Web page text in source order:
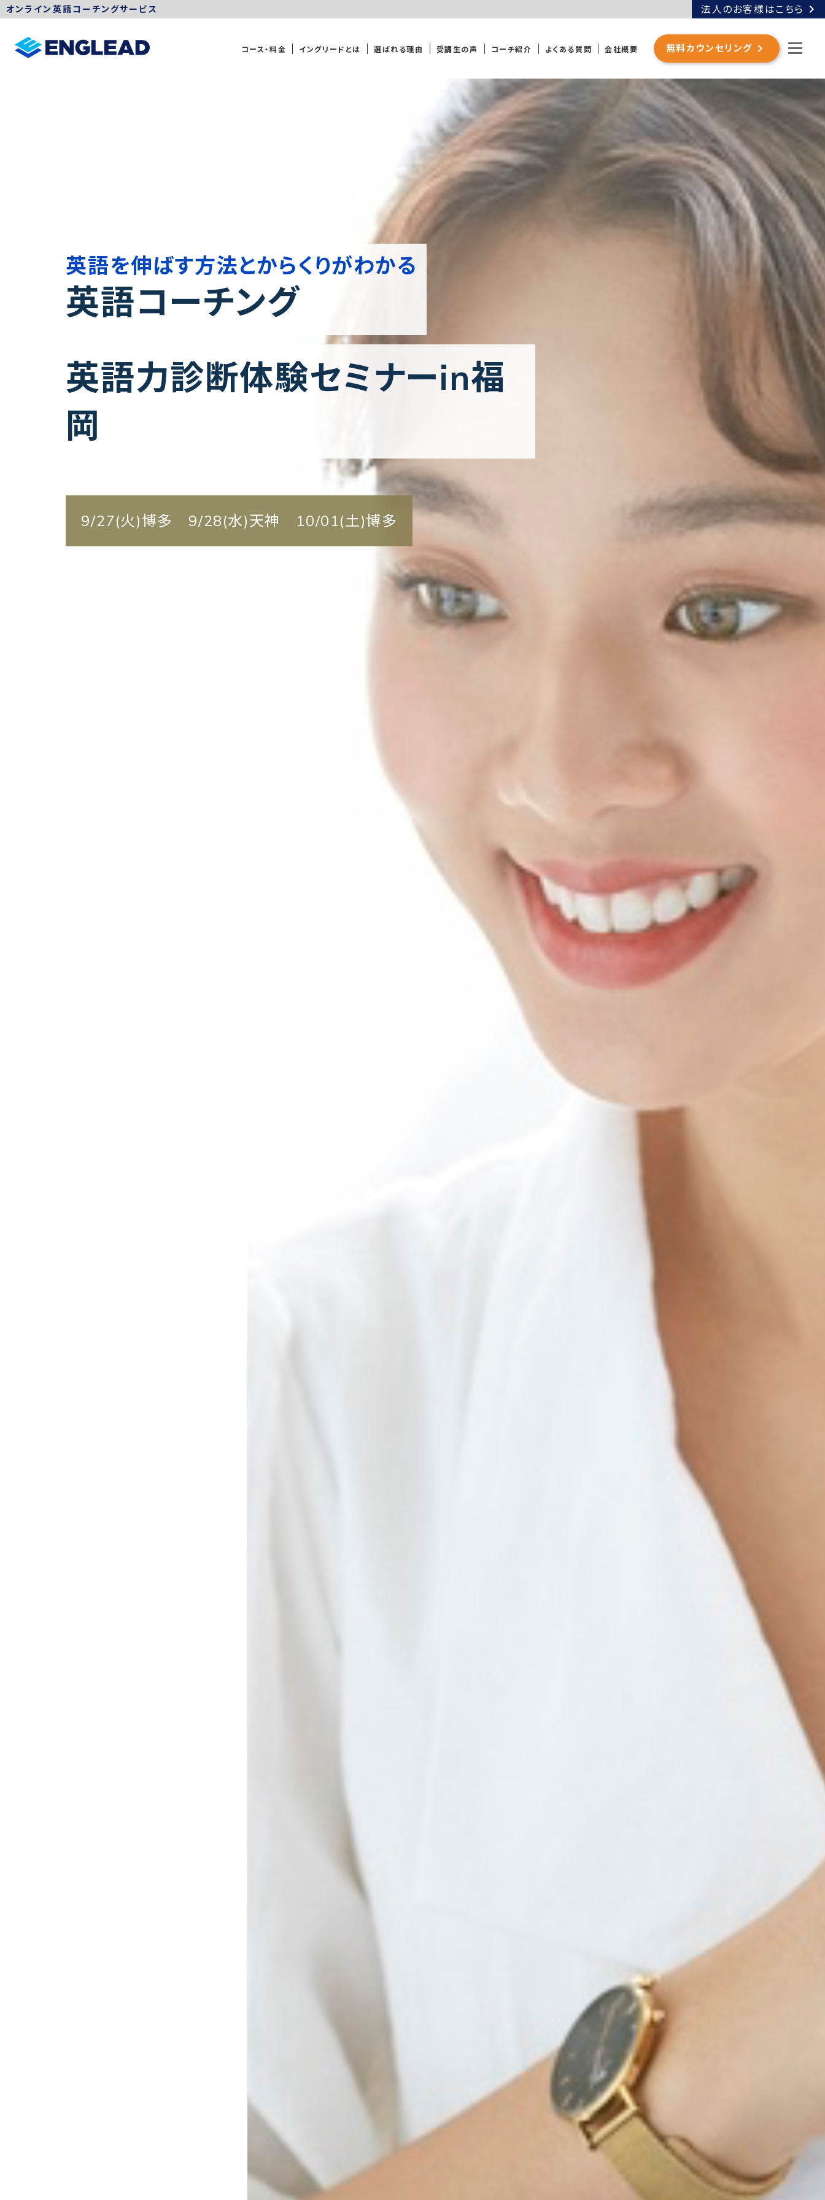
オンライン英語コーチングサービス 法人のお客様はこちら chevron_right
コース・料金 イングリードとは 選ばれる理由 受講生の声 コーチ紹介 よくある質問 会社概要 無料カウンセリング chevron_right
英語を伸ばす方法とからくりがわかる
英語コーチング
英語力診断体験セミナーin福
岡
9/27(火)博多 9/28(水)天神 10/01(土)博多